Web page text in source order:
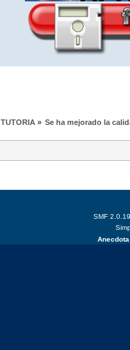
TUTORIA» Se ha mejorado la
SMF 2.0.19
Anecdota